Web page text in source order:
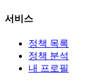
서비스
정책 목록
정책 분석
내 프로필